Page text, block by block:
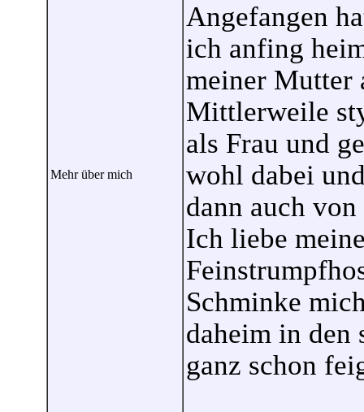
Mehr über mich
Angefangen
ich anfing
meiner Mutter
Mittlerweile
als Frau und
wohl dabei
dann auch
Ich liebe
Schminke
daheim in den
ganz schon